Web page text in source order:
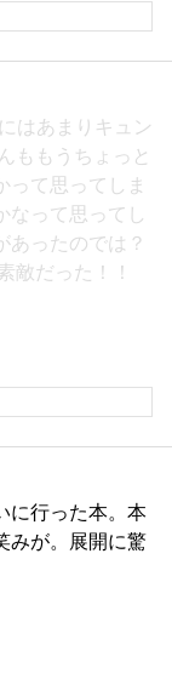
はあまりキュン
ももうちょっと
って思ってしま
なって思ってし
あったのでは？
敵だった！！
に行った本。本
みが。展開に驚